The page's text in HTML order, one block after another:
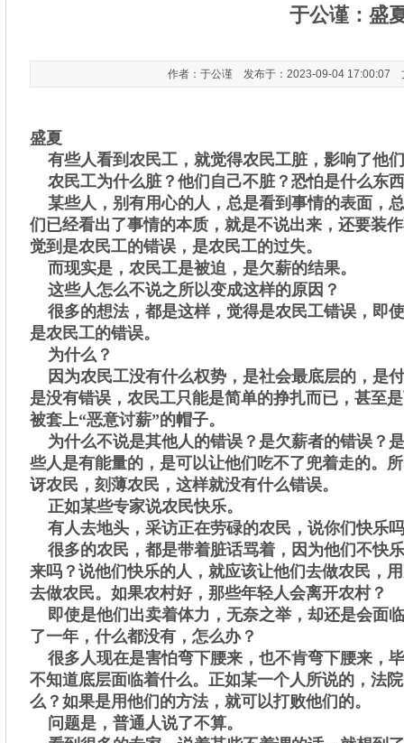
于公谨：盛
作者：于公谨 发布于：2023-09-04 17:00:07
盛夏
有些人看到农民工，就觉得农民工脏，影响了他
农民工为什么脏？他们自己不脏？恐怕是什么东
某些人，别有用心的人，总是看到事情的表面，
们已经看出了事情的本质，就是不说出来，还要装
觉到是农民工的错误，是农民工的过失。
而现实是，农民工是被迫，是欠薪的结果。
这些人怎么不说之所以变成这样的原因？
很多的想法，都是这样，觉得是农民工错误，即
是农民工的错误。
为什么？
因为农民工没有什么权势，是社会最底层的，是
是没有错误，农民工只能是简单的挣扎而已，甚至
被套上“恶意讨薪”的帽子。
为什么不说是其他人的错误？是欠薪者的错误？
些人是有能量的，是可以让他们吃不了兜着走的。
讶农民，刻薄农民，这样就没有什么错误。
正如某些专家说农民快乐。
有人去地头，采访正在劳碌的农民，说你们快乐
很多的农民，都是带着脏话骂着，因为他们不快
来吗？说他们快乐的人，就应该让他们去做农民，
去做农民。如果农村好，那些年轻人会离开农村？
即使是他们出卖着体力，无奈之举，却还是会面
了一年，什么都没有，怎么办？
很多人现在是害怕弯下腰来，也不肯弯下腰来，
不知道底层面临着什么。正如某一个人所说的，法
么？如果是用他们的方法，就可以打败他们的。
问题是，普通人说了不算。